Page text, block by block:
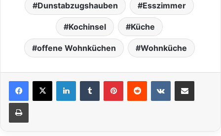
Dunstabzugshauben Esszimmer
Kochinsel Küche
offene Wohnküchen Wohnküche